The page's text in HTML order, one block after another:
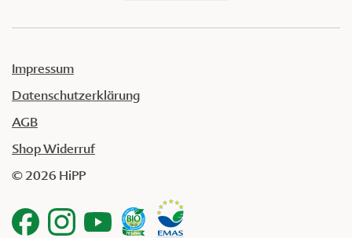
Impressum
Datenschutzerklärung
AGB
Shop Widerruf
© 2026 HiPP